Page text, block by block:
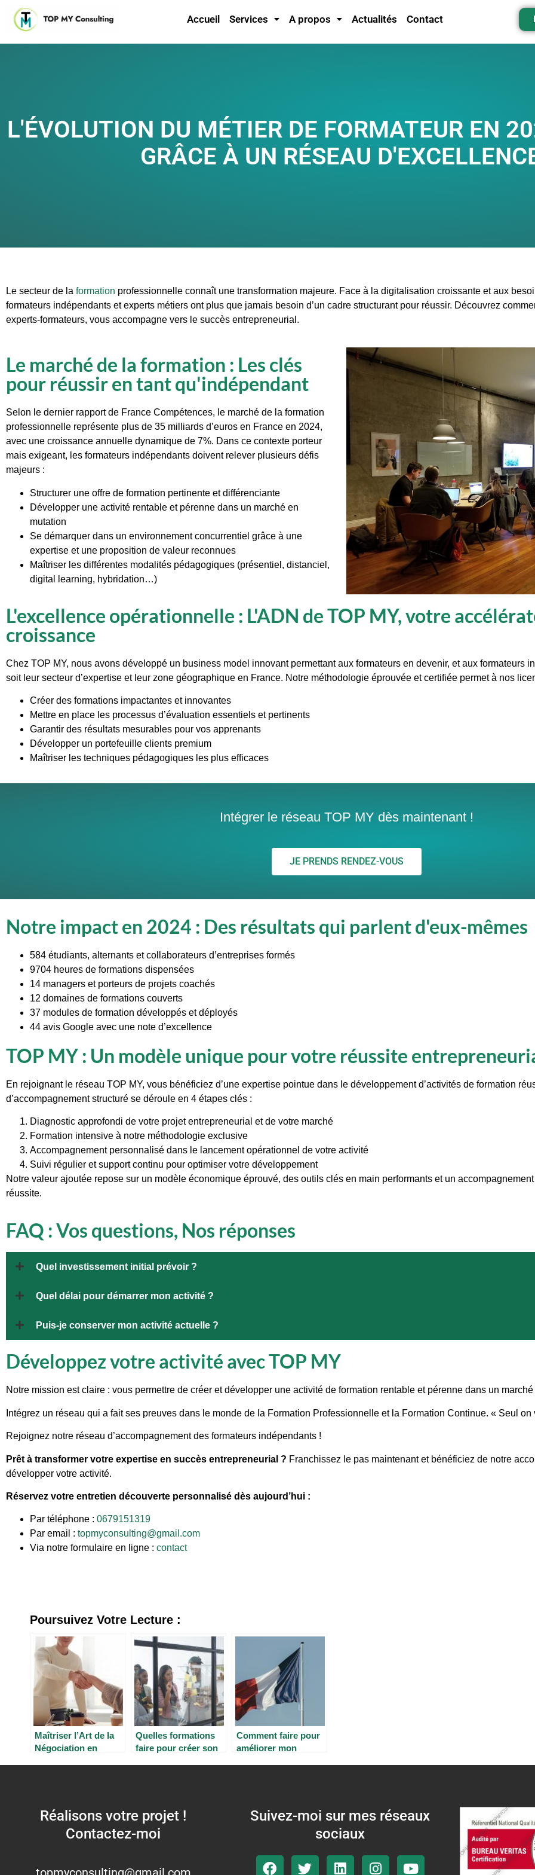
Accueil Services A propos Actualités Contact
L'ÉVOLUTION DU MÉTIER DE FORMATEUR EN
GRÂCE À UN RÉSEAU
Le secteur de la formation professionnelle connaît une transformation majeure. Face à la digitalisation croissante et aux
formateurs indépendants et experts métiers ont plus que jamais besoin d’un cadre structurant pour réussir. Découvrez
experts-formateurs, vous accompagne vers le succès entrepreneurial.
Le marché de la formation : Les clés
pour réussir en tant qu'indépendant
Selon le dernier rapport de France Compétences, le marché de la formation
professionnelle représente plus de 35 milliards d’euros en France en 2024,
avec une croissance annuelle dynamique de 7%. Dans ce contexte porteur
mais exigeant, les formateurs indépendants doivent relever plusieurs défis
majeurs :
Structurer une offre de formation pertinente et différenciante
Développer une activité rentable et pérenne dans un marché en
mutation
Se démarquer dans un environnement concurrentiel grâce à une
expertise et une proposition de valeur reconnues
Maîtriser les différentes modalités pédagogiques (présentiel, distanciel,
digital learning, hybridation…)
L'excellence opérationnelle : L'ADN de TOP MY, votre
croissance
Chez TOP MY, nous avons développé un business model innovant permettant aux formateurs en devenir, et aux formateurs
soit leur secteur d’expertise et leur zone géographique en France. Notre méthodologie éprouvée et certifiée permet à nos
Créer des formations impactantes et innovantes
Mettre en place les processus d’évaluation essentiels et pertinents
Garantir des résultats mesurables pour vos apprenants
Développer un portefeuille clients premium
Maîtriser les techniques pédagogiques les plus efficaces
Intégrer le réseau TOP MY dès maintenant !
JE PRENDS RENDEZ-VOUS
Notre impact en 2024 : Des résultats qui parlent d'eux-mêmes
584 étudiants, alternants et collaborateurs d’entreprises formés
9704 heures de formations dispensées
14 managers et porteurs de projets coachés
12 domaines de formations couverts
37 modules de formation développés et déployés
44 avis Google avec une note d’excellence
TOP MY : Un modèle unique pour votre réussite
En rejoignant le réseau TOP MY, vous bénéficiez d’une expertise pointue dans le développement d’activités de formation
d’accompagnement structuré se déroule en 4 étapes clés :
Diagnostic approfondi de votre projet entrepreneurial et de votre marché
Formation intensive à notre méthodologie exclusive
Accompagnement personnalisé dans le lancement opérationnel de votre activité
Suivi régulier et support continu pour optimiser votre développement
Notre valeur ajoutée repose sur un modèle économique éprouvé, des outils clés en main performants et un
réussite.
FAQ : Vos questions, Nos réponses
Quel investissement initial prévoir ?
Quel délai pour démarrer mon activité ?
Puis-je conserver mon activité actuelle ?
Développez votre activité avec TOP MY
Notre mission est claire : vous permettre de créer et développer une activité de formation rentable et pérenne dans un
Intégrez un réseau qui a fait ses preuves dans le monde de la Formation Professionnelle et la Formation Continue. « Seul
Rejoignez notre réseau d’accompagnement des formateurs indépendants !
Prêt à transformer votre expertise en succès entrepreneurial ? Franchissez le pas maintenant et bénéficiez de notre
développer votre activité.
Réservez votre entretien découverte personnalisé dès aujourd’hui :
Par téléphone : 0679151319
Par email : topmyconsulting@gmail.com
Via notre formulaire en ligne : contact
Poursuivez Votre Lecture :
Maîtriser l’Art de la
Négociation en
Quelles formations
faire pour créer son
Comment faire pour
améliorer mon
Réalisons votre projet !
Contactez-moi
Suivez-moi sur mes réseaux
sociaux